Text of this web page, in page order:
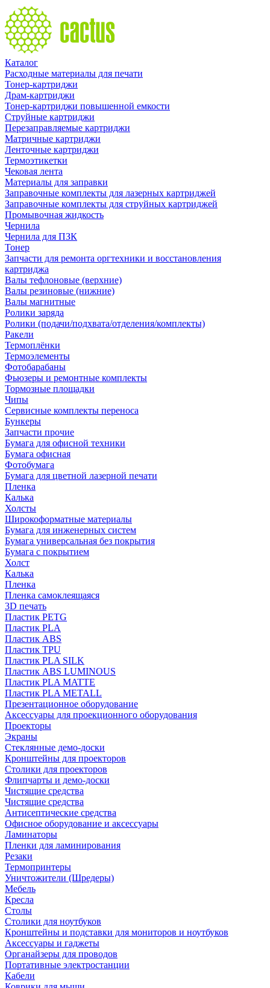
Каталог
Расходные материалы для печати
Тонер-картриджи
Драм-картриджи
Тонер-картриджи повышенной емкости
Струйные картриджи
Перезаправляемые картриджи
Матричные картриджи
Ленточные картриджи
Термоэтикетки
Чековая лента
Материалы для заправки
Заправочные комплекты для лазерных картриджей
Заправочные комплекты для струйных картриджей
Промывочная жидкость
Чернила
Чернила для ПЗК
Тонер
Запчасти для ремонта оргтехники и восстановления
картриджа
Валы тефлоновые (верхние)
Валы резиновые (нижние)
Валы магнитные
Ролики заряда
Ролики (подачи/подхвата/отделения/комплекты)
Ракели
Термоплёнки
Термоэлементы
Фотобарабаны
Фьюзеры и ремонтные комплекты
Тормозные площадки
Чипы
Сервисные комплекты переноса
Бункеры
Запчасти прочие
Бумага для офисной техники
Бумага офисная
Фотобумага
Бумага для цветной лазерной печати
Пленка
Калька
Холсты
Широкоформатные материалы
Бумага для инженерных систем
Бумага универсальная без покрытия
Бумага с покрытием
Холст
Калька
Пленка
Пленка самоклеящаяся
3D печать
Пластик PETG
Пластик PLA
Пластик ABS
Пластик TPU
Пластик PLA SILK
Пластик ABS LUMINOUS
Пластик PLA MATTE
Пластик PLA METALL
Презентационное оборудование
Аксессуары для проекционного оборудования
Проекторы
Экраны
Стеклянные демо-доски
Кронштейны для проекторов
Столики для проекторов
Флипчарты и демо-доски
Чистящие средства
Чистящие средства
Антисептические средства
Офисное оборудование и аксессуары
Ламинаторы
Пленки для ламинирования
Резаки
Термопринтеры
Уничтожители (Шредеры)
Мебель
Кресла
Столы
Столики для ноутбуков
Кронштейны и подставки для мониторов и ноутбуков
Аксессуары и гаджеты
Органайзеры для проводов
Портативные электростанции
Кабели